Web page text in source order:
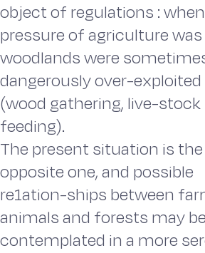
object of regulations :
pressure of agriculture was
woodlands were
dangerously over-exploited
(wood gathering, live-stock
feeding).
The present situation is the
opposite one, and possible
re1ation-ships between
animals and forests may be
contemplated in a more